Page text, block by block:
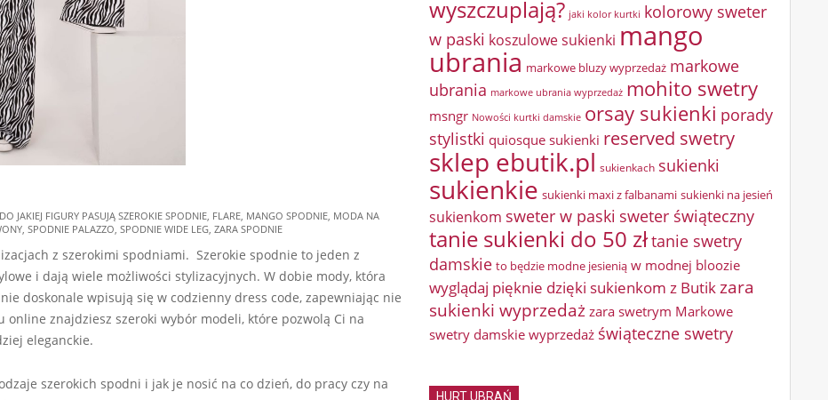
DO JAKIEJ FIGURY PASUJĄ SZEROKIE SPODNIE, FLARE, MANGO SPODNIE, MODA NA
, SPODNIE PALAZZO, SPODNIE WIDE LEG, ZARA SPODNIE
z szerokimi spodniami. Szerokie spodnie to jeden z
i dają wiele możliwości stylizacyjnych. W dobie mody, która
doskonale wpisują się w codzienny dress code, zapewniając nie
znajdziesz szeroki wybór modeli, które pozwolą Ci na
eleganckie.
szerokich spodni i jak je nosić na co dzień, do pracy czy na
wyszczuplają? jaki kolor kurtki kolorowy sweter
w paski koszulowe sukienki mango
ubrania markowe bluzy wyprzedaż markowe
ubrania markowe ubrania wyprzedaż mohito swetry
msngr Nowości kurtki damskie orsay sukienki porady
stylistki quiosque sukienki reserved swetry
sklep ebutik.pl sukienkach sukienki
sukienkie sukienki maxi z falbanami sukienki na jesień
sukienkom sweter w paski sweter świąteczny
tanie sukienki do 50 złtanie swetry
damskie to będzie modne jesienią w modnej bloozie
wyglądaj pięknie dzięki sukienkom z Butikzara
sukienki wyprzedażzara swetrym Markowe
swetry damskie wyprzedaż świąteczne swetry
HURT UBRAŃ